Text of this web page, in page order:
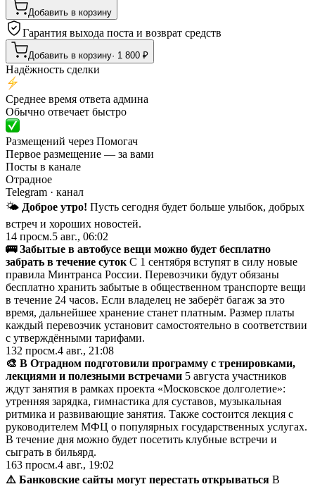
Добавить в корзину
Гарантия выхода поста и возврат средств
Добавить в корзину· 1 800 ₽
Надёжность сделки
Среднее время ответа админа
Обычно отвечает быстро
Размещений через Помогач
Первое размещение — за вами
Посты в канале
Отрадное
Telegram · канал
🌤 Доброе утро! Пусть сегодня будет больше улыбок, добрых
встреч и хороших новостей.
14 просм.5 авг., 06:02
🚌 Забытые в автобусе вещи можно будет бесплатно
забрать в течение суток С 1 сентября вступят в силу новые
правила Минтранса России. Перевозчики будут обязаны
бесплатно хранить забытые в общественном транспорте вещи
в течение 24 часов. Если владелец не заберёт багаж за это
время, дальнейшее хранение станет платным. Размер платы
каждый перевозчик установит самостоятельно в соответствии
с утверждёнными тарифами.
132 просм.4 авг., 21:08
🎨 В Отрадном подготовили программу с тренировками,
лекциями и полезными встречами 5 августа участников
ждут занятия в рамках проекта «Московское долголетие»:
утренняя зарядка, гимнастика для суставов, музыкальная
ритмика и развивающие занятия. Также состоится лекция с
руководителем МФЦ о популярных государственных услугах.
В течение дня можно будет посетить клубные встречи и
сыграть в бильярд.
163 просм.4 авг., 19:02
⚠️ Банковские сайты могут перестать открываться В